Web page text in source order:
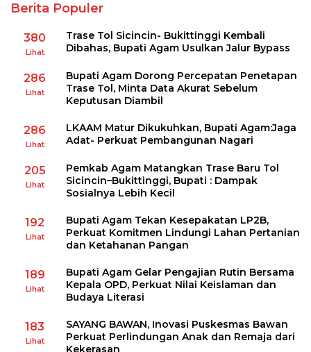
Berita Populer
380
Lihat
Trase Tol Sicincin- Bukittinggi Kembali
Dibahas, Bupati Agam Usulkan Jalur Bypass
286
Lihat
Bupati Agam Dorong Percepatan Penetapan
Trase Tol, Minta Data Akurat Sebelum
Keputusan Diambil
286
Lihat
LKAAM Matur Dikukuhkan, Bupati Agam:Jaga
Adat- Perkuat Pembangunan Nagari
205
Lihat
Pemkab Agam Matangkan Trase Baru Tol
Sicincin–Bukittinggi, Bupati : Dampak
Sosialnya Lebih Kecil
192
Lihat
Bupati Agam Tekan Kesepakatan LP2B,
Perkuat Komitmen Lindungi Lahan Pertanian
dan Ketahanan Pangan
189
Lihat
Bupati Agam Gelar Pengajian Rutin Bersama
Kepala OPD, Perkuat Nilai Keislaman dan
Budaya Literasi
183
Lihat
SAYANG BAWAN, Inovasi Puskesmas Bawan
Perkuat Perlindungan Anak dan Remaja dari
Kekerasan